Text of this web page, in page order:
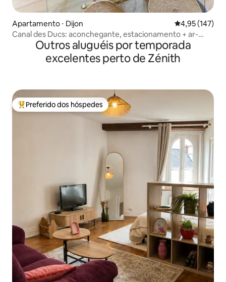
Apartamento ⋅ Dijon 4,95 de uma
4,95 (147)
Canal des Ducs: aconchegante, estacionamento + ar-
condicionado, perto do centro da cidade
Outros aluguéis por temporada
excelentes perto de Zénith
Entre os melhores preferidos dos hóspedes
Preferido dos hóspedes